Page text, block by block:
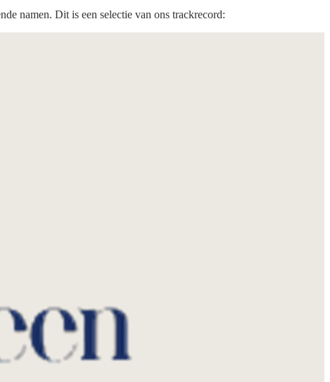
namen. Dit is een selectie van ons trackrecord: